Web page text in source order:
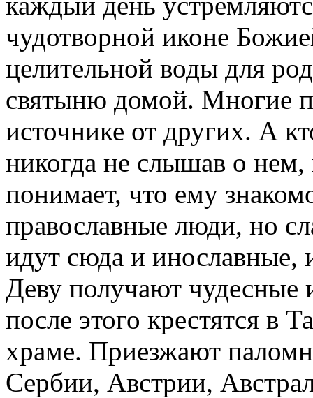
чудотворной иконе
целительной воды для
святыню домой. Многие
источнике от других. А
никогда не слышав о
понимает, что ему
православные люди, но
идут сюда и инославные,
Деву получают чудесные
после этого крестятся в
храме. Приезжают
Сербии, Австрии,